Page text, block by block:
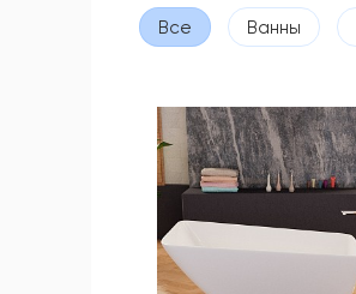
Все Ванны